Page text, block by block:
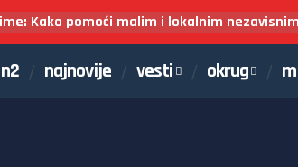
Kako pomoći malim i lokalnim
n2 najnovije vesti okrug